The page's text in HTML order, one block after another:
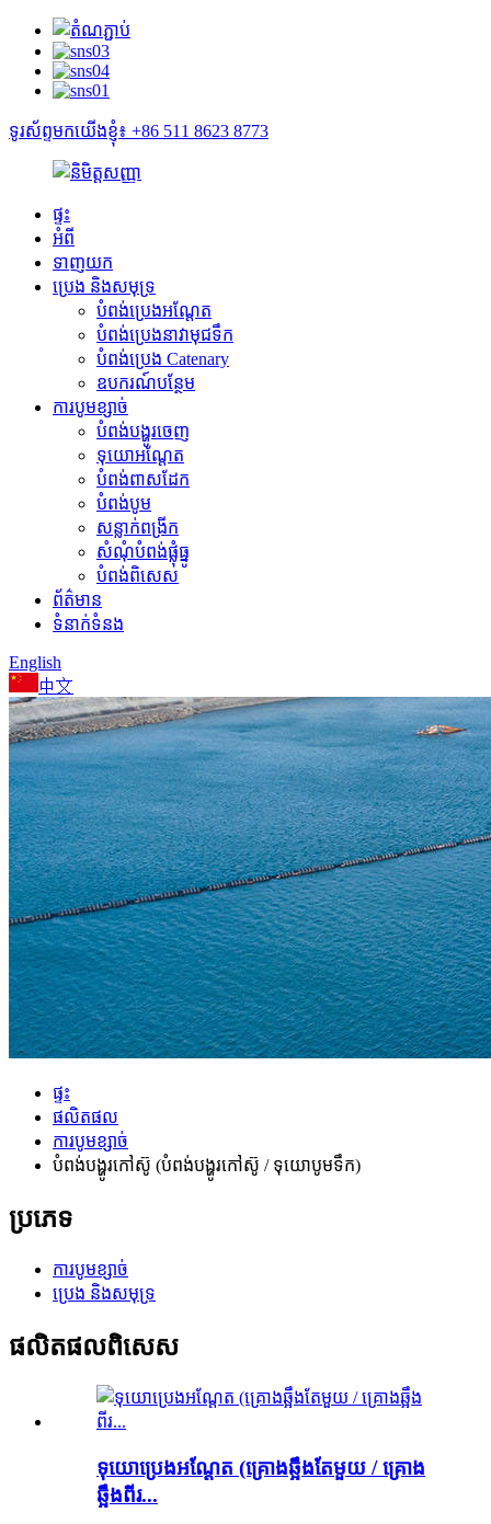
ទូរស័ព្ទមកយើងខ្ញុំ៖ +86 511 8623 8773
ផ្ទះ
អំពី
ទាញយក
ប្រេង និងសមុទ្រ
បំពង់ប្រេងអណ្តែត
បំពង់ប្រេងនាវាមុជទឹក
បំពង់ប្រេង Catenary
ឧបករណ៍បន្ថែម
ការបូមខ្សាច់
បំពង់បង្ហូរចេញ
ទុយោអណ្តែត
បំពង់ពាសដែក
បំពង់បូម
សន្លាក់ពង្រីក
សំណុំបំពង់ផ្លុំធ្នូ
បំពង់ពិសេស
ព័ត៌មាន
ទំនាក់ទំនង
English
中文
ផ្ទះ
ផលិតផល
ការបូមខ្សាច់
បំពង់បង្ហូរកៅស៊ូ (បំពង់បង្ហូរកៅស៊ូ / ទុយោបូមទឹក)
ប្រភេទ
ការបូមខ្សាច់
ប្រេង និងសមុទ្រ
ផលិតផលពិសេស
ទុយោប្រេងអណ្តែត (គ្រោងឆ្អឹងតែមួយ / គ្រោង
ឆ្អឹងពីរ...